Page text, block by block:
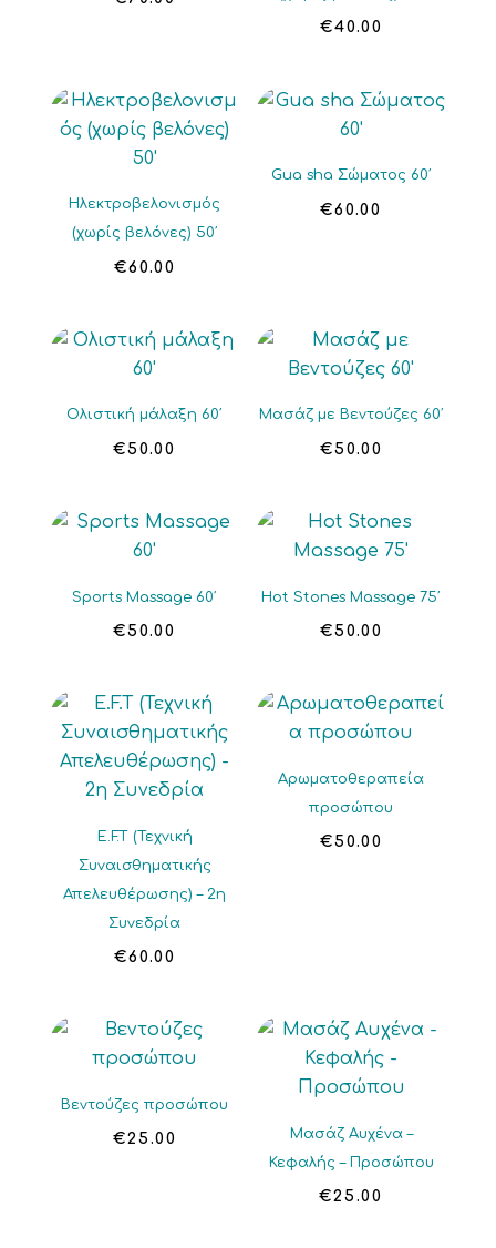
€40.00
Ηλεκτροβελονισμός
(χωρίς βελόνες) 50′
€60.00
Gua sha Σώματος 60′
€60.00
Ολιστική μάλαξη 60′
€50.00
Μασάζ με Βεντούζες 60′
€50.00
Sports Massage 60′
€50.00
Hot Stones Massage 75′
€50.00
E.F.T (Τεχνική
Συναισθηματικής
Απελευθέρωσης) – 2η
Συνεδρία
€60.00
Αρωματοθεραπεία
προσώπου
€50.00
Βεντούζες προσώπου
€25.00
Μασάζ Αυχένα –
Κεφαλής – Προσώπου
€25.00